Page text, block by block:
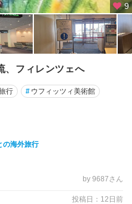
9
、フィレンツェへ
行 # ウフィッツィ美術館
の海外旅行
by 9687さん
投稿日：12日前